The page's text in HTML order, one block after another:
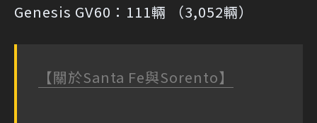
Genesis GV60：111輛 （3,052輛）
【關於Santa Fe與Sorento】